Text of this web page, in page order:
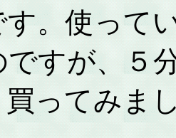
。使って
すが、５
ってみま